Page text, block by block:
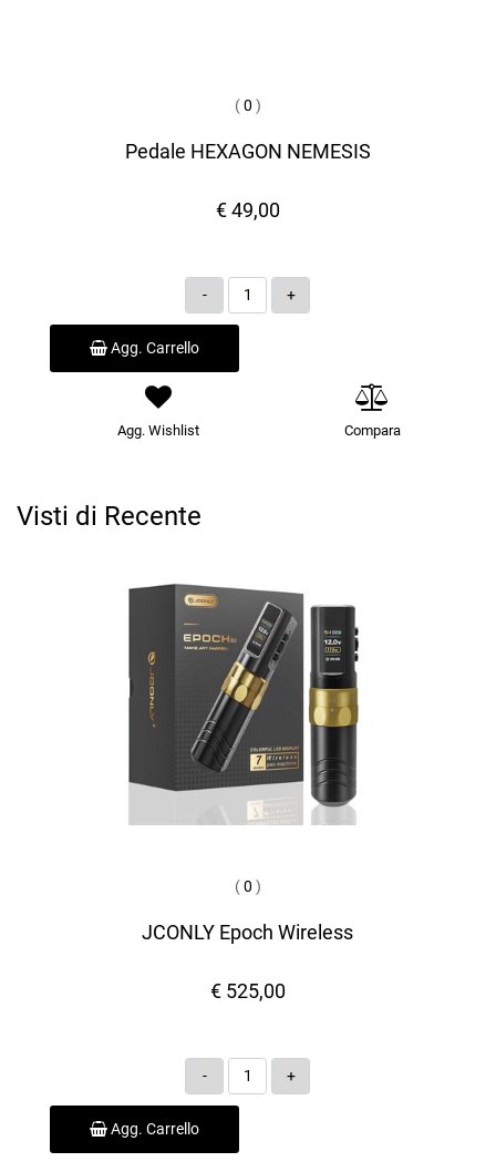
(0 )
Pedale HEXAGON NEMESIS
€ 49,00
Quantità
Agg. Carrello
Agg. Wishlist Compara
Visti di Recente
(0 )
JCONLY Epoch Wireless
€ 525,00
Quantità
Agg. Carrello